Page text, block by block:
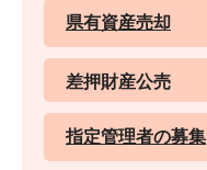
県有資産売却
差押財産公売
指定管理者の募集